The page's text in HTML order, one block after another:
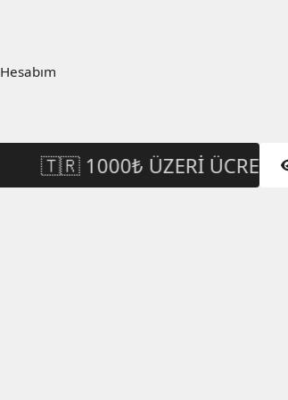
Hesabım
🇹🇷 1000₺ ÜZERI